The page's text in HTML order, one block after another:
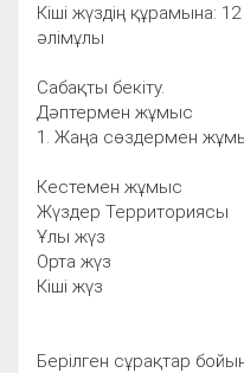
Кіші жүздің құрамына:
әлімұлы
Сабақты бекіту.
Дәптермен жұмыс
1. Жаңа сөздермен
Кестемен жұмыс
Жүздер Территориясы
Ұлы жүз
Орта жүз
Кіші жүз
Берілген сұрақтар